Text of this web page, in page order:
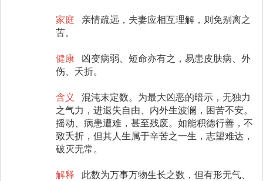
家庭
亲情疏远，夫妻应相互理解，则免别离之
苦。
健康
凶变病弱、短命亦有之，易患皮肤病、外
伤、夭折。
含义
混沌末定数。为最大凶恶的暗示，无独力
之气力，进退失自由、内外生波澜，困苦不安。
摇动、病患遭难，甚至残废。如能积德行善，不
致夭折，但其人生属于辛苦之一生，志望难达，
破灭无常。
解释
此数为万事万物生长之数，但有形无气、